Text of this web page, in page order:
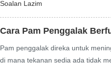
Soalan Lazim
Cara Pam Penggalak
Pam penggalak direka untuk
di mana tekanan sedia ada tidak